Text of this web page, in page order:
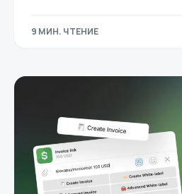
9 МИН. ЧТЕНИЕ